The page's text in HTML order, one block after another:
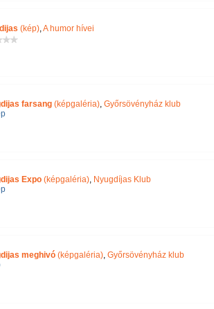
(kép),A humor hívei
farsang (képgaléria), Győrsövényház klub
Expo (képgaléria), Nyugdíjas Klub
meghivó (képgaléria), Győrsövényház klub